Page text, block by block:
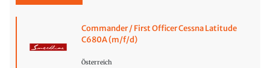
Commander / First Officer Cessna Latitude
C680A (m/f/d)
Österreich